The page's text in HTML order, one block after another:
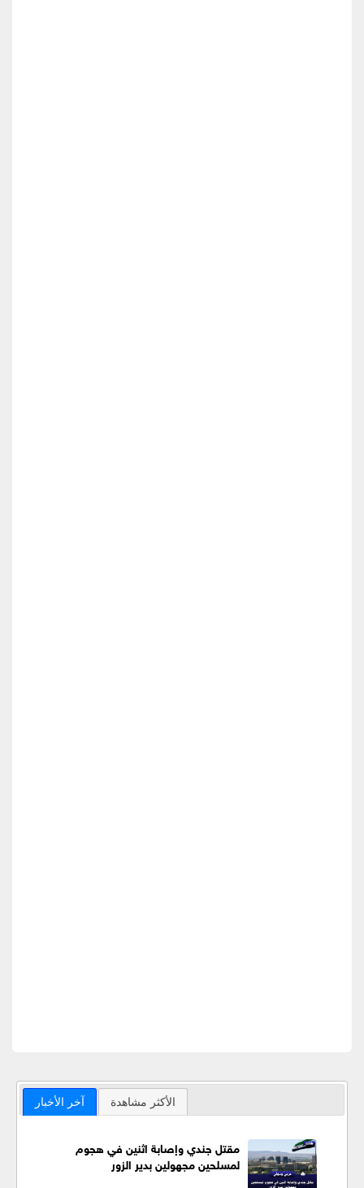
آخر الأخبار الأكثر مشاهدة
مقتل جندي وإصابة اثنين في هجوم
لمسلحين مجهولين بدير الزور